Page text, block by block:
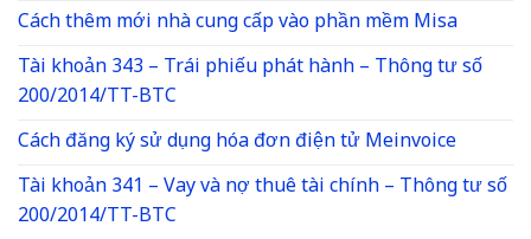
Cách thêm mới nhà cung cấp vào phần mềm Misa
Tài khoản 343 – Trái phiếu phát hành – Thông tư số
200/2014/TT-BTC
Cách đăng ký sử dụng hóa đơn điện tử Meinvoice
Tài khoản 341 – Vay và nợ thuê tài chính – Thông tư số
200/2014/TT-BTC